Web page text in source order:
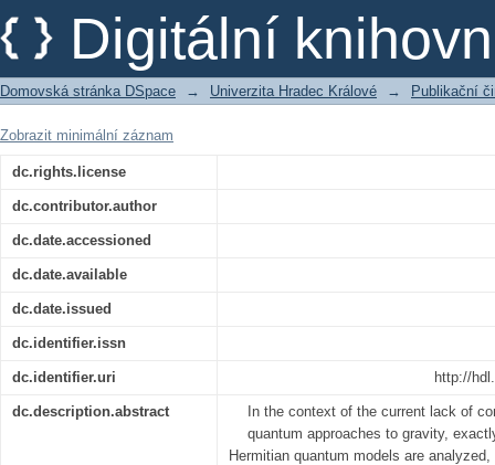
Digitální
Few-Grid-Point Simulations of Big
Domovská stránka DSpace → Univerzita Hradec Králové → Publikační
Zobrazit minimální záznam
dc.rights.license
dc.contributor.author
dc.date.accessioned
dc.date.available
dc.date.issued
dc.identifier.issn
dc.identifier.uri http://
dc.description.abstract
In the context of the current lack of
quantum approaches to gravity,
Hermitian quantum models are